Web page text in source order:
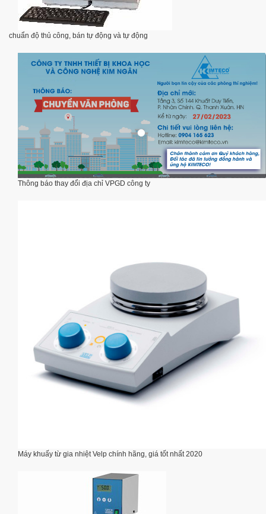
chuẩn độ thủ công, bán tự động và tự động
Thông báo thay đổi địa chỉ VPGD công ty
Máy khuấy từ gia nhiệt Velp chính hãng, giá tốt nhất 2020